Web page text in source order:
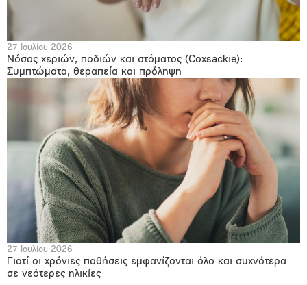
27 Ιουλίου 2026
Νόσος χεριών, ποδιών και στόματος (Coxsackie):
Συμπτώματα, θεραπεία και πρόληψη
27 Ιουλίου 2026
Γιατί οι χρόνιες παθήσεις εμφανίζονται όλο και συχνότερα
σε νεότερες ηλικίες